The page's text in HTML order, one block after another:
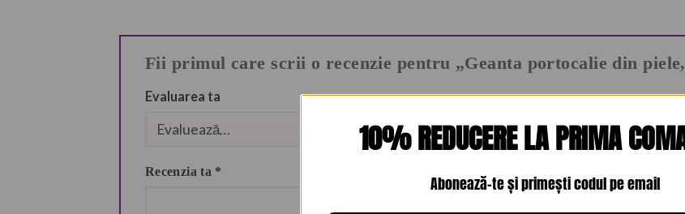
Fii primul care scrii o recenzie pentru „Geanta portocalie din
Evaluarea ta
Recenzia ta *
10% REDUCERE LA PRIMA
Abonează-te și primești codul pe email